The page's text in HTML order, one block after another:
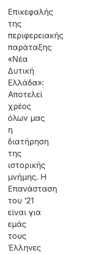
Επικεφαλής
της
περιφερειακής
παράταξης
«Νέα
Δυτική
Ελλάδα»:
Αποτελεί
χρέος
όλων μας
η
διατήρηση
της
ιστορικής
μνήμης. Η
Επανάσταση
του ’21
είναι για
εμάς
τους
Έλληνες